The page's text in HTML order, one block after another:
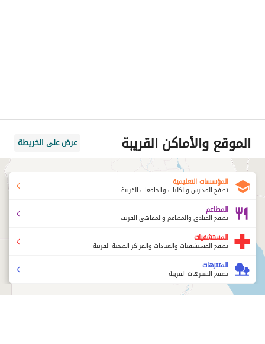
الموقع والأماكن القريبة عرض على الخريطة
المؤسسات التعليمية
تصفح المدارس والكليات والجامعات القريبة
المطاعم
تصفح الفنادق والمطاعم والمقاهي القريب
المستشفيات
تصفح المستشفيات والعيادات والمراكز الصحية القريبة
المتنزهات
تصفح المتنزهات القريبة